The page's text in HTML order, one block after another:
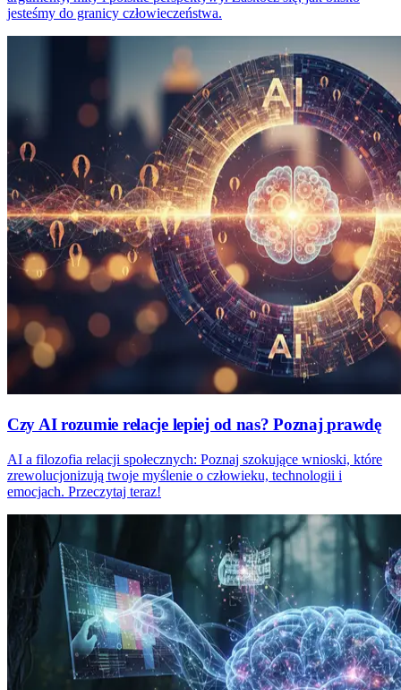
jesteśmy do granicy człowieczeństwa.
Czy AI rozumie relacje lepiej od nas? Poznaj prawdę
AI a filozofia relacji społecznych: Poznaj szokujące wnioski, które
zrewolucjonizują twoje myślenie o człowieku, technologii i
emocjach. Przeczytaj teraz!